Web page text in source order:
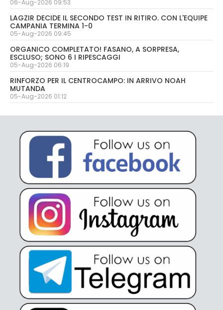
06-Aug-2026 09:53
LAGZIR DECIDE IL SECONDO TEST IN RITIRO. CON L'EQUIPE
CAMPANIA TERMINA 1-0
05-Aug-2026 09:45
ORGANICO COMPLETATO! FASANO, A SORPRESA,
ESCLUSO; SONO 6 I RIPESCAGGI
05-Aug-2026 06:19
RINFORZO PER IL CENTROCAMPO: IN ARRIVO NOAH
MUTANDA
05-Aug-2026 01:12